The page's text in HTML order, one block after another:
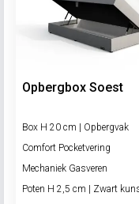
Opbergbox Soest
Box H 20 cm | Opbergvak
Comfort Pocketvering
Mechaniek Gasveren
Poten H 2,5 cm | Zwart